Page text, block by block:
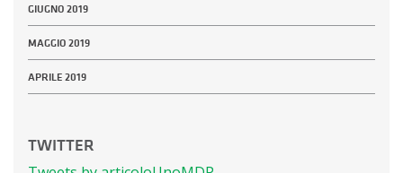
GIUGNO 2019
MAGGIO 2019
APRILE 2019
TWITTER